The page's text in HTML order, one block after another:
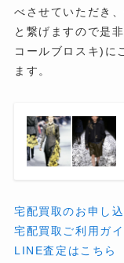
べさせていただき
と繋げますので是
コールブロスキ)に
ます。
宅配買取のお申し
宅配買取ご利用ガイ
LINE査定はこちら